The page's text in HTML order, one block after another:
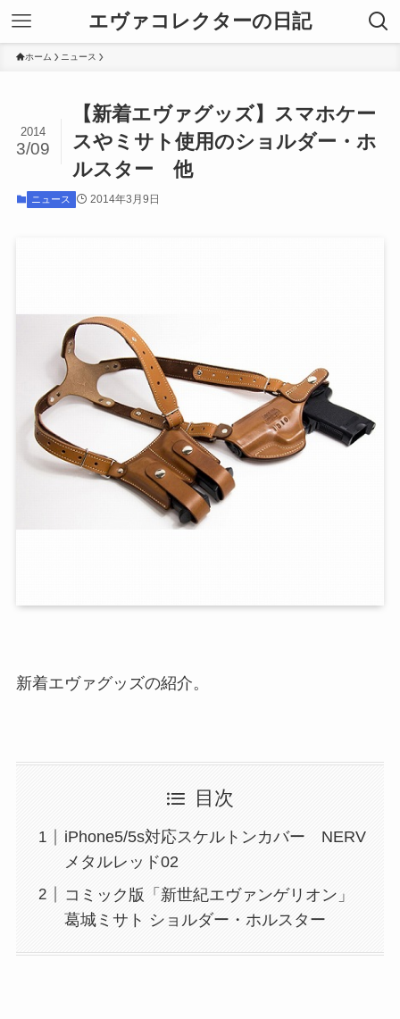
エヴァコレクターの日記
ホーム ニュース
【新着エヴァグッズ】スマホケー
スやミサト使用のショルダー・ホ
ルスター 他
2014
3/09
ニュース 2014年3月9日
新着エヴァグッズの紹介。
目次
iPhone5/5s対応スケルトンカバー NERV
メタルレッド02
コミック版「新世紀エヴァンゲリオン」
葛城ミサト ショルダー・ホルスター